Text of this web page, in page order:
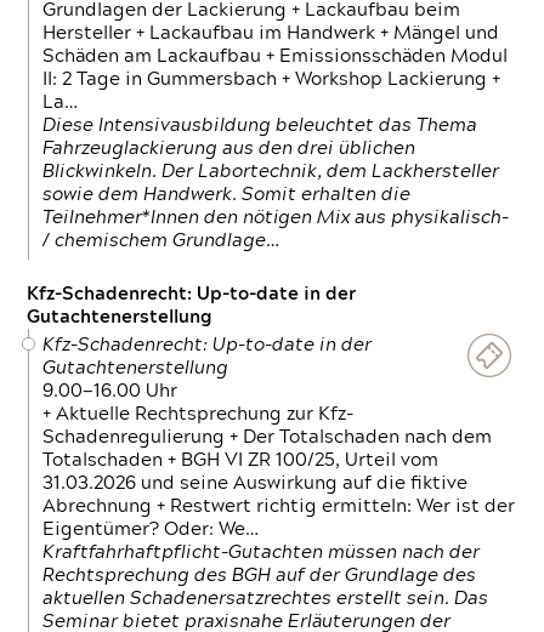
Grundlagen der Lackierung + Lackaufbau beim
Hersteller + Lackaufbau im Handwerk + Mängel und
Schäden am Lackaufbau + Emissionsschäden Modul
II: 2 Tage in Gummersbach + Workshop Lackierung +
La…
Diese Intensivausbildung beleuchtet das Thema
Fahrzeuglackierung aus den drei üblichen
Blickwinkeln. Der Labortechnik, dem Lackhersteller
sowie dem Handwerk. Somit erhalten die
Teilnehmer*Innen den nötigen Mix aus physikalisch-
/ chemischem Grundlage…
Kfz-Schadenrecht: Up-to-date in der
Gutachtenerstellung
Kfz-Schadenrecht: Up-to-date in der
Gutachtenerstellung
9.00—16.00 Uhr
+ Aktuelle Rechtsprechung zur Kfz-
Schadenregulierung + Der Totalschaden nach dem
Totalschaden + BGH VI ZR 100/25, Urteil vom
31.03.2026 und seine Auswirkung auf die fiktive
Abrechnung + Restwert richtig ermitteln: Wer ist der
Eigentümer? Oder: We…
Kraftfahrhaftpflicht-Gutachten müssen nach der
Rechtsprechung des BGH auf der Grundlage des
aktuellen Schadenersatzrechtes erstellt sein. Das
Seminar bietet praxisnahe Erläuterungen der